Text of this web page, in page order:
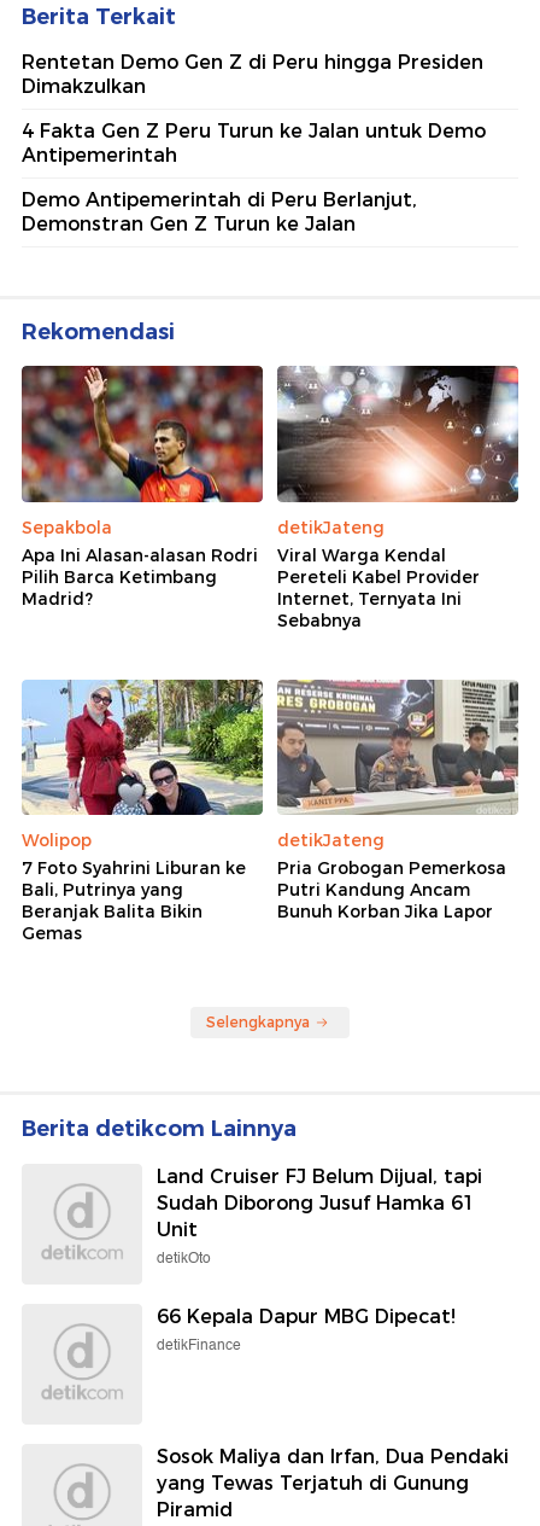
Berita Terkait
Rentetan Demo Gen Z di Peru hingga Presiden
Dimakzulkan
4 Fakta Gen Z Peru Turun ke Jalan untuk Demo
Antipemerintah
Demo Antipemerintah di Peru Berlanjut,
Demonstran Gen Z Turun ke Jalan
Rekomendasi
Sepakbola
Apa Ini Alasan-alasan Rodri
Pilih Barca Ketimbang
Madrid?
detikJateng
Viral Warga Kendal
Pereteli Kabel Provider
Internet, Ternyata Ini
Sebabnya
Wolipop
7 Foto Syahrini Liburan ke
Bali, Putrinya yang
Beranjak Balita Bikin
Gemas
detikJateng
Pria Grobogan Pemerkosa
Putri Kandung Ancam
Bunuh Korban Jika Lapor
Selengkapnya
Berita detikcom Lainnya
Land Cruiser FJ Belum Dijual, tapi
Sudah Diborong Jusuf Hamka 61
Unit
detikOto
66 Kepala Dapur MBG Dipecat!
detikFinance
Sosok Maliya dan Irfan, Dua Pendaki
yang Tewas Terjatuh di Gunung
Piramid